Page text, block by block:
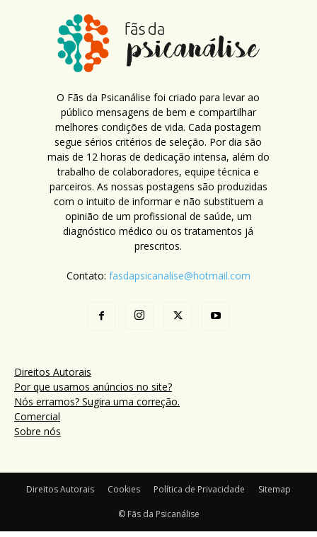
O Fãs da Psicanálise foi criado para levar ao
público mensagens de bem e compartilhar
melhores condições de vida. Cada postagem
segue sérios critérios de seleção. Por dia são
mais de 12 horas de dedicação intensa, além do
trabalho de colaboradores, equipe técnica e
parceiros. As nossas postagens são produzidas
com o intuito de informar e não substituem a
opinião de um profissional de saúde, um
diagnóstico médico ou os tratamentos já
prescritos.
Contato: fasdapsicanalise@hotmail.com
Direitos Autorais
Por que usamos anúncios no site?
Nós erramos? Sugira uma correção.
Comercial
Sobre nós
Direitos Autorais Cookies Política de Privacidade Sitemap
© Fãs da Psicanálise